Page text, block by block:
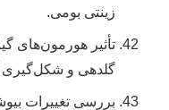
زینتی بومی.
تأثیر هورمون‌های
گلدهی و شکل‌گیری
بررسی تغییرات